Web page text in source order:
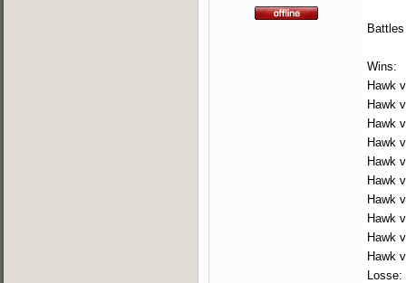
Battles
Wins:
Hawk
Hawk
Hawk
Hawk
Hawk
Hawk
Hawk
Hawk
Hawk
Hawk
Losse: